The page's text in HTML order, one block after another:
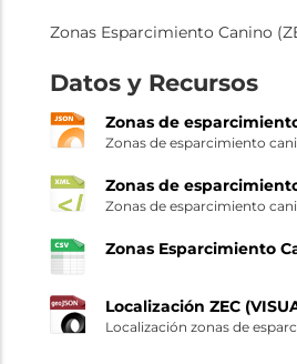
Zonas Esparcimiento Canino
Datos y Recursos
Zonas de
Zonas de esparcimiento
Zonas de
Zonas de esparcimiento
Zonas Esparcimiento
Localización ZEC
Localización zonas de